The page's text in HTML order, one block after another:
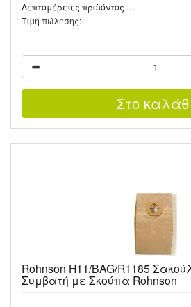
Λεπτομέρειες προϊόντος …
Τιμή πώλησης:
Rohnson H11/BAG/R1185
Συμβατή με Σκούπα Rohnson